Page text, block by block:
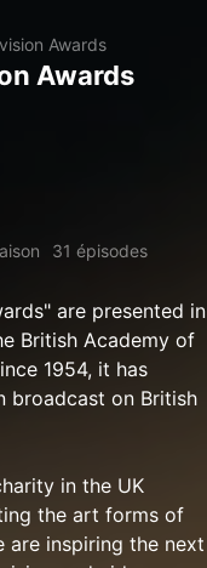
Awards
Awards
31 épisodes
are presented in
British Academy of
1954, it has
broadcast on British
in the UK
the art forms of
are inspiring the next